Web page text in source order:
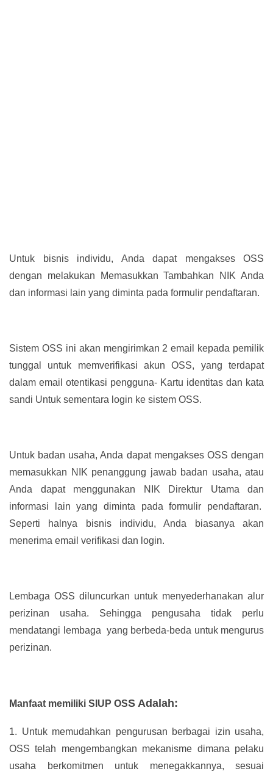
Untuk bisnis individu, Anda dapat mengakses OSS
dengan melakukan Memasukkan Tambahkan NIK Anda
dan informasi lain yang diminta pada formulir pendaftaran.
Sistem OSS ini akan mengirimkan 2 email kepada pemilik
tunggal untuk memverifikasi akun OSS, yang terdapat
dalam email otentikasi pengguna- Kartu identitas dan kata
sandi Untuk sementara login ke sistem OSS.
Untuk badan usaha, Anda dapat mengakses OSS dengan
memasukkan NIK penanggung jawab badan usaha, atau
Anda dapat menggunakan NIK Direktur Utama dan
informasi lain yang diminta pada formulir pendaftaran.
Seperti halnya bisnis individu, Anda biasanya akan
menerima email verifikasi dan login.
Lembaga OSS diluncurkan untuk menyederhanakan alur
perizinan usaha. Sehingga pengusaha tidak perlu
mendatangi lembaga yang berbeda-beda untuk mengurus
perizinan.
Manfaat memiliki SIUP OSS Adalah:
1. Untuk memudahkan pengurusan berbagai izin usaha,
OSS telah mengembangkan mekanisme dimana pelaku
usaha berkomitmen untuk menegakkannya, sesuai